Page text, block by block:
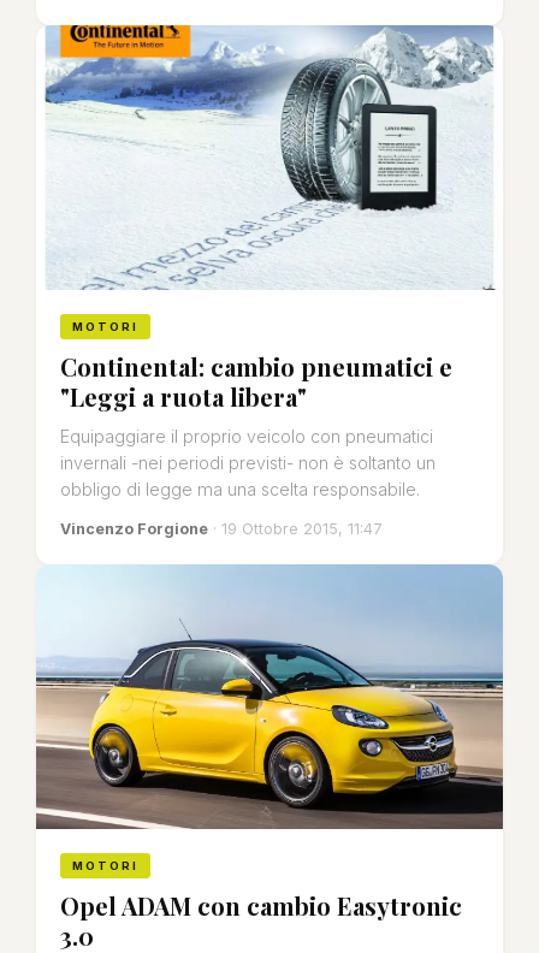
MOTORI
Continental: cambio pneumatici e
"Leggi a ruota libera"
Equipaggiare il proprio veicolo con pneumatici
invernali -nei periodi previsti- non è soltanto un
obbligo di legge ma una scelta responsabile.
Vincenzo Forgione · 19 Ottobre 2015, 11:47
MOTORI
Opel ADAM con cambio Easytronic
3.0